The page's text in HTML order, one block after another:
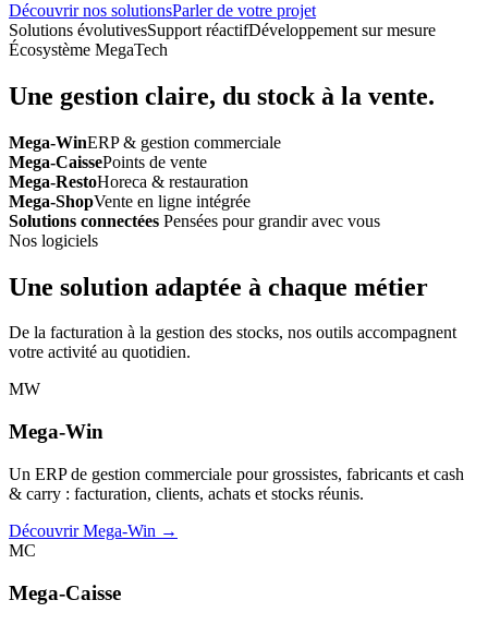
Découvrir nos solutionsParler de votre projet
Solutions évolutivesSupport réactifDéveloppement sur mesure
Écosystème MegaTech
Une gestion claire, du stock à la vente.
Mega-WinERP & gestion commerciale
Mega-CaissePoints de vente
Mega-RestoHoreca & restauration
Mega-ShopVente en ligne intégrée
Solutions connectées Pensées pour grandir avec vous
Nos logiciels
Une solution adaptée à chaque métier
De la facturation à la gestion des stocks, nos outils accompagnent
votre activité au quotidien.
MW
Mega-Win
Un ERP de gestion commerciale pour grossistes, fabricants et cash
& carry : facturation, clients, achats et stocks réunis.
Découvrir Mega-Win →
MC
Mega-Caisse